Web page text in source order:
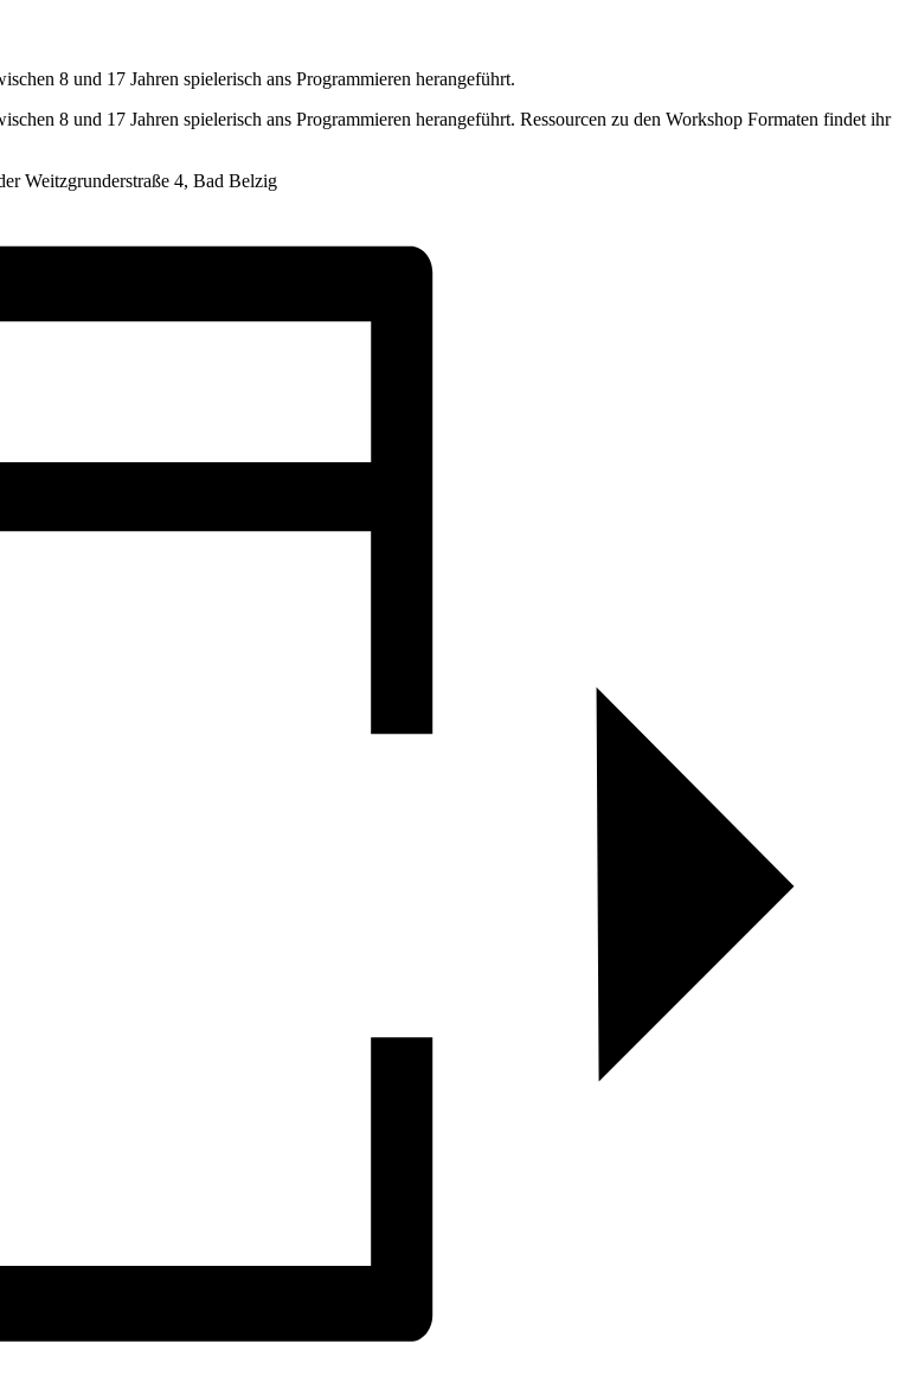
8 und 17 Jahren spielerisch ans Programmieren herangeführt.
8 und 17 Jahren spielerisch ans Programmieren herangeführt. Ressourcen zu den Workshop Formaten findet ihr
Weitzgrunderstraße 4, Bad Belzig